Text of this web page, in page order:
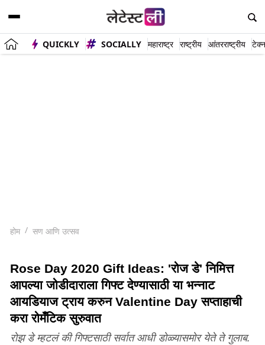
QUICKLY SOCIALLY महाराष्ट्र राष्ट्रीय आंतरराष्ट्रीय
होम सण आणि उत्सव
Rose Day 2020 Gift Ideas: 'रोज डे' निमित्त
आपल्या जोडीदाराला गिफ्ट देण्यासाठी या भन्नाट
आयडियाज ट्राय करुन Valentine Day सप्ताहाची
करा रोमँटिक सुरुवात
रोझ डे म्हटलं की गिफ्टसाठी सर्वात आधी डोळ्यासमोर येते ते गुलाब.